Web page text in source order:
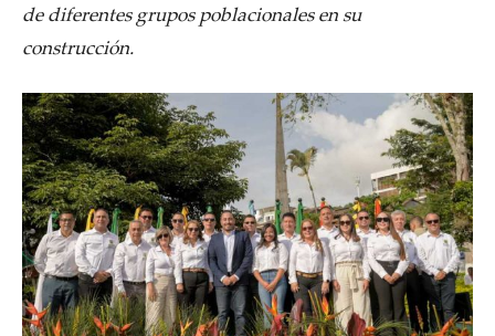
de diferentes grupos poblacionales en su
construcción.